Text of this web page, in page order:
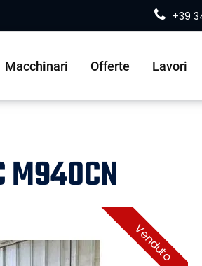
+39
Macchinari Offerte Lavori
Venduto